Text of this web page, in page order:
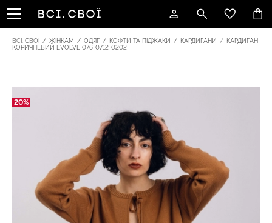
ВСІ. СВОЇ / ЖІНКАМ / ОДЯГ / КОФТИ ТА ПІДЖАКИ / КАРДИГАНИ / КАРДИГАН
КОРИЧНЕВИЙ EVOLVE 076-0712-0202
20%